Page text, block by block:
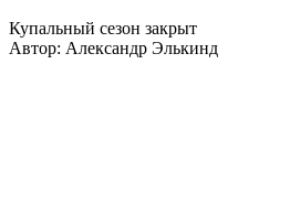
Купальный сезон закрыт
Автор: Александр Элькинд